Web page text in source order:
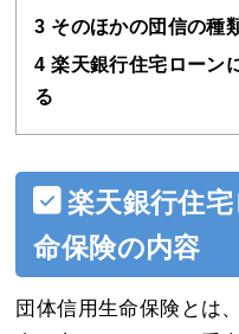
3 そのほかの団信の種
4 楽天銀行住宅ローン
る
楽天銀行住
命保険の内容
団体信用生命保険とは